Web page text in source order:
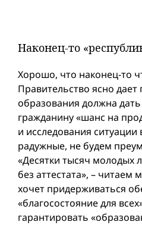
Наконец-то
Хорошо, что наконец-то
Правительство ясно дает
образования должна
гражданину «шанс на
и исследования
радужные, не будем
«Десятки тысяч молодых
без аттестата», – читаем
хочет придерживаться
«благосостояние для
гарантировать